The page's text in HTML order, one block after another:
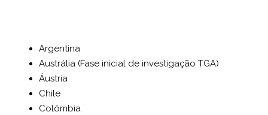
Argentina
Austrália (Fase inicial de investigação TGA)
Áustria
Chile
Colômbia